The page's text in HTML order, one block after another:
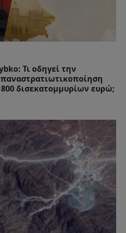
Τι οδηγεί την
δισεκατομμυρίων ευρώ;